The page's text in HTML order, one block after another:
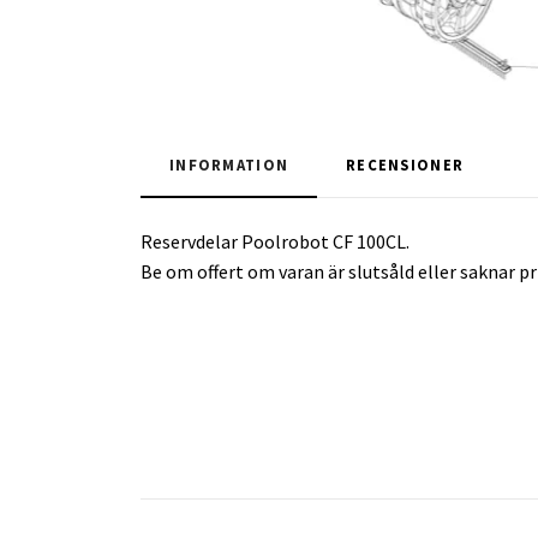
INFORMATION RECENSIONER
Reservdelar Poolrobot CF 100CL.
Be om offert om varan är slutsåld eller saknar